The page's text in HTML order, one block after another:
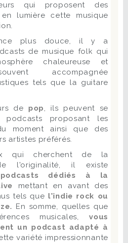
qui proposent des
lumière cette musique
plus douce, il y a
de musique folk qui
chaleureuse et
accompagnée
tels que la guitare
de pop, ils peuvent se
proposant les
moment ainsi que des
artistes préférés.
qui cherchent de la
l'originalité, il existe
podcasts dédiés à la
mettant en avant des
tels que l'indie rock ou
En somme, quelles que
musicales,vous
un podcast adapté à
variété impressionnante